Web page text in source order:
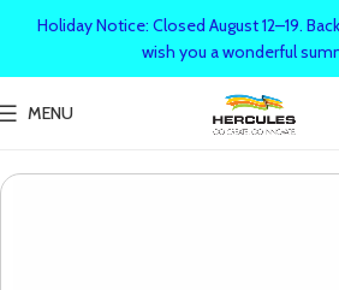
MENU
Holiday Notice: Closed August 12–19.
wish you a wonderful